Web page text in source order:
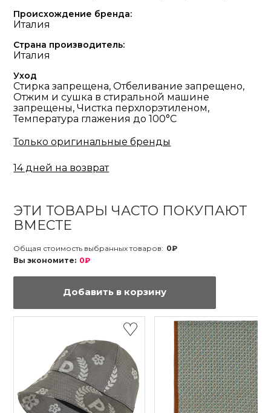
Происхождение бренда:
Италия
Страна производитель:
Италия
Уход
Стирка запрещена, Отбеливание запрещено,
Отжим и сушка в стиральной машине
запрещены, Чистка перхлорэтиленом,
Температура глажения до 100°С
Только оригинальные бренды
14 дней на возврат
ЭТИ ТОВАРЫ ЧАСТО ПОКУПАЮТ
ВМЕСТЕ
Общая стоимость выбранных товаров: 0₽
Вы экономите: 0₽
Добавить в корзину